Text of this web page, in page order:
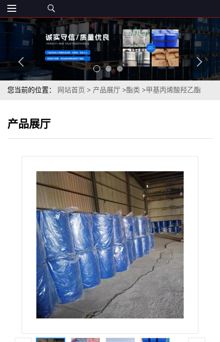
您当前的位置： 网站首页 > 产品展厅 >酯类 >甲基丙烯酸羟乙酯
产品展厅